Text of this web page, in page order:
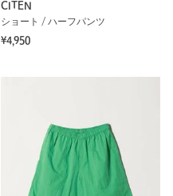
CITEN
ショート / ハーフパンツ
¥4,950